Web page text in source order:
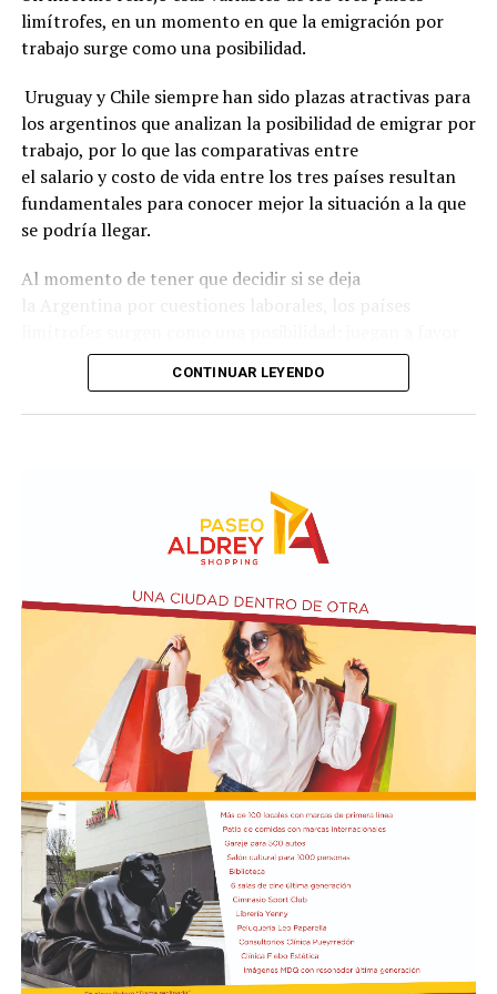
billones a proveedores no financieros.
El Monitor mensual de crédito a las familias es
elaborado por la Facultad de Ciencias Empresariales de
la Universidad Austral y ECO GO a partir de la Central de
Deudores del BCRA. Pese a su denominación, el universo
analizado corresponde específicamente a personas
saldo positivo informado a la Central de Deudores y
El trabajo fue elaborado por Marina Dal Poggetto,
Sebastián Menescaldi, Sebastián Balsells y Martín E.
Masci.
limítrofes, en un momento en que la emigración por
trabajo surge como una posibilidad.
Uruguay y Chile siempre han sido plazas atractivas para
los argentinos que analizan la posibilidad de emigrar por
trabajo, por lo que las comparativas entre
el salario y costo de vida entre los tres países resultan
fundamentales para conocer mejor la situación a la que
se podría llegar.
Al momento de tener que decidir si se deja
la cercanía geográfica, el idioma compartido,
la estabilidad económica y los indicadores de seguridad
ciudadana.
costumbres y una política migratoria amigable;
mientras que Chile resalta por la alta valoración de
los profesionales argentinos, su desarrollo urbano y la
calidad de su infraestructura.
En ese sentido, un informe de la
compañía Randstad analizó las dos variables entre los
distintos países mencionados, a partir de los ingresos
medios en cada región: 1.600.829 pesos
argentinos, 34.600 pesos uruguayos y 1.333.905 pesos
chilenos.
Asimismo, cada país fija la remuneración mínima que
rige por ley. El salario mínimo vital y
móvil en Argentina es de 376.600 pesos argentinos; del
otro lado del charco se posiciona en 25.383 pesos
uruguayos; y en el país trasandino en 555.553 pesos
chilenos.
Remuneración por ocupación
CONTINUAR LEYENDO